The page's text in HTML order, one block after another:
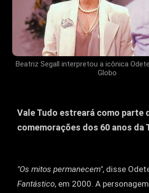
Beatriz Segall interpretou a icônica
Globo
Vale Tudo estreará como parte
comemorações dos 60 anos da
"Os mitos permanecem", disse
Fantástico, em 2000. A